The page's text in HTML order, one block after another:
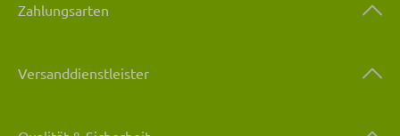
Zahlungsarten
Versanddienstleister